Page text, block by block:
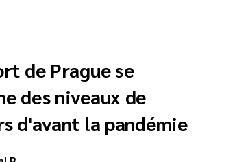
de Prague se
des niveaux de
d'avant la pandémie